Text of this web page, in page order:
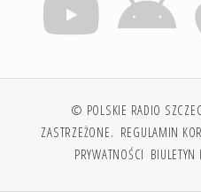
© POLSKIE RADIO
ZASTRZEŻONE. REGULAMIN
PRYWATNOŚCI